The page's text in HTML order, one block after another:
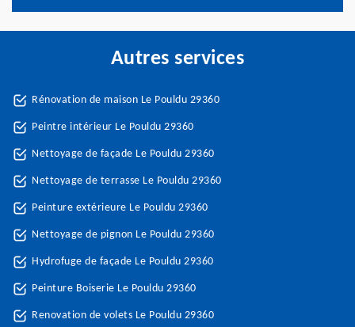
Autres services
Rénovation de maison Le Pouldu 29360
Peintre intérieur Le Pouldu 29360
Nettoyage de façade Le Pouldu 29360
Nettoyage de terrasse Le Pouldu 29360
Peinture extérieure Le Pouldu 29360
Nettoyage de pignon Le Pouldu 29360
Hydrofuge de façade Le Pouldu 29360
Peinture Boiserie Le Pouldu 29360
Renovation de volets Le Pouldu 29360